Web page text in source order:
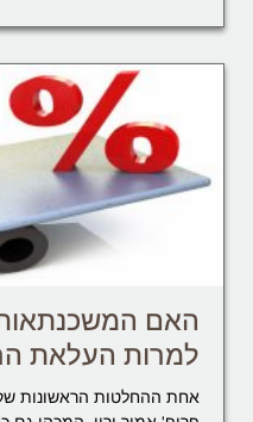
האם המשכנתאות
למרות העלאת
אחת ההחלטות הראשונות